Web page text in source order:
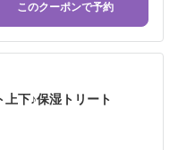
このクーポンで予約
上下♪保湿トリート